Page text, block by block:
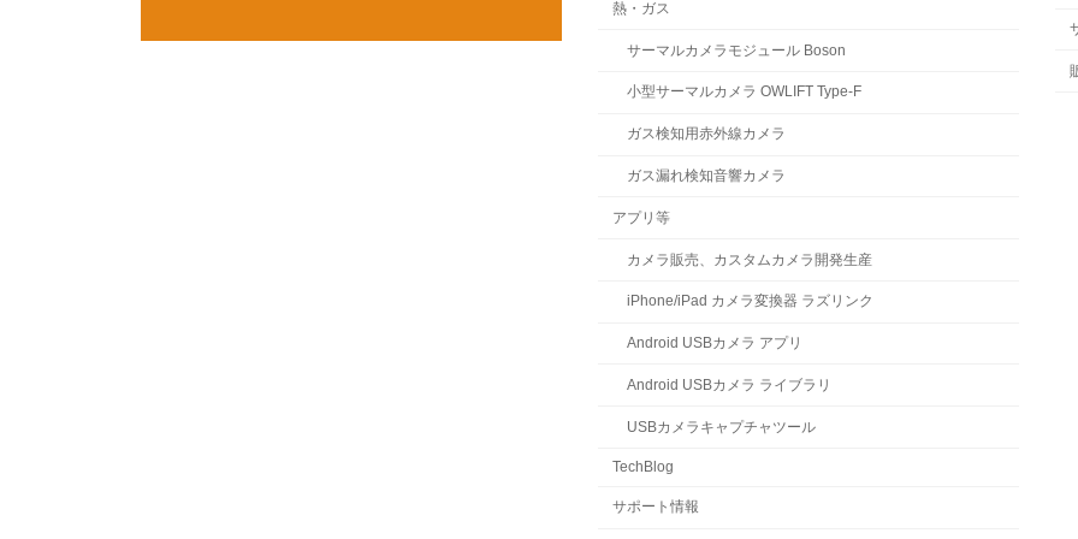
熱・ガス
サーマルカメラモジュール Boson
小型サーマルカメラ OWLIFT Type-F
ガス検知用赤外線カメラ
ガス漏れ検知音響カメラ
アプリ等
カメラ販売、カスタムカメラ開発生産
iPhone/iPad カメラ変換器 ラズリンク
Android USBカメラ アプリ
Android USBカメラ ライブラリ
USBカメラキャプチャツール
TechBlog
サポート情報